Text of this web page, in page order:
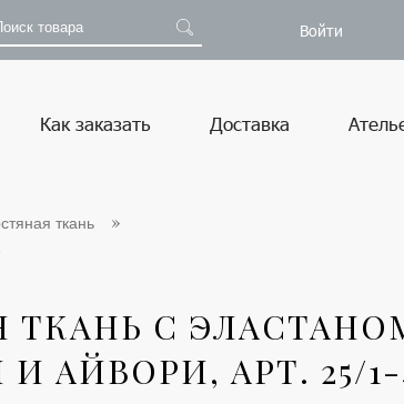
Войти
Как заказать Доставка
ткань
ТКАНЬ С
АЙВОРИ, АРТ. 25/1-